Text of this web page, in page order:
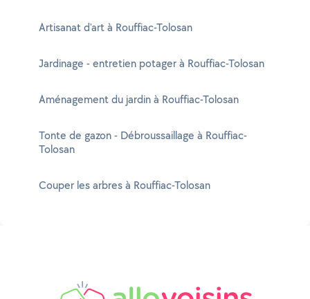
Artisanat d'art à Rouffiac-Tolosan
Jardinage - entretien potager à Rouffiac-Tolosan
Aménagement du jardin à Rouffiac-Tolosan
Tonte de gazon - Débroussaillage à Rouffiac-
Tolosan
Couper les arbres à Rouffiac-Tolosan